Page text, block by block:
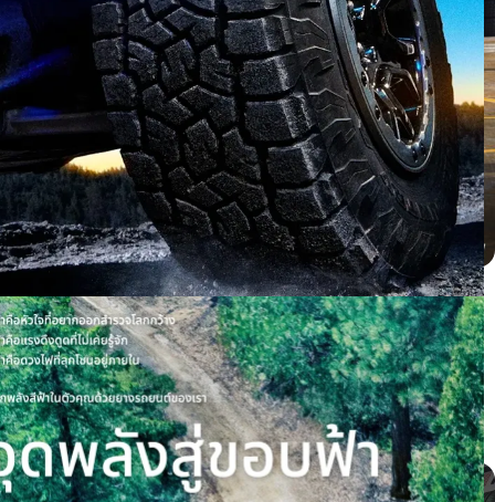
BYD dolphin ติดตั้ง PROXES CR1